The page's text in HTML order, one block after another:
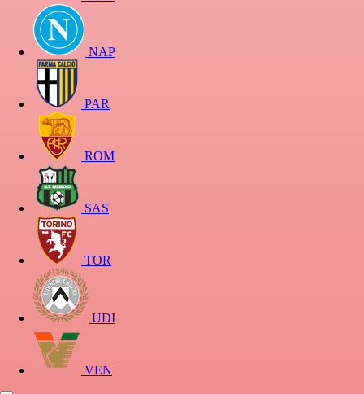
NAP
PAR
ROM
SAS
TOR
UDI
VEN